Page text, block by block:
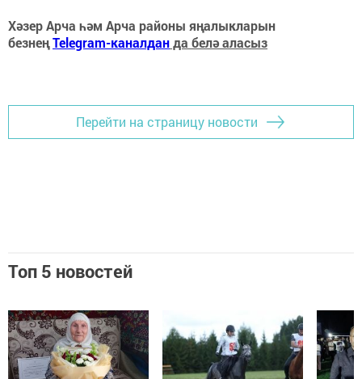
Хәзер Арча һәм Арча районы яңалыкларын
безнеңTelegram-каналданда белә аласыз
Перейти на страницу новости
Топ 5 новостей